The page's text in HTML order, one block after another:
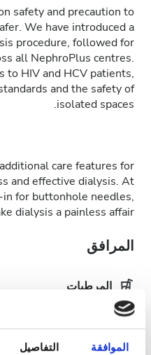
الموافقة التفاصيل
safety and precaution to
We have introduced a
procedure, followed for
all NephroPlus centres.
to HIV and HCV patients,
and the safety of
isolated spaces.
care features for
and effective dialysis. At
for buttonhole needles,
dialysis a painless affair.
المرافق
المرطبات